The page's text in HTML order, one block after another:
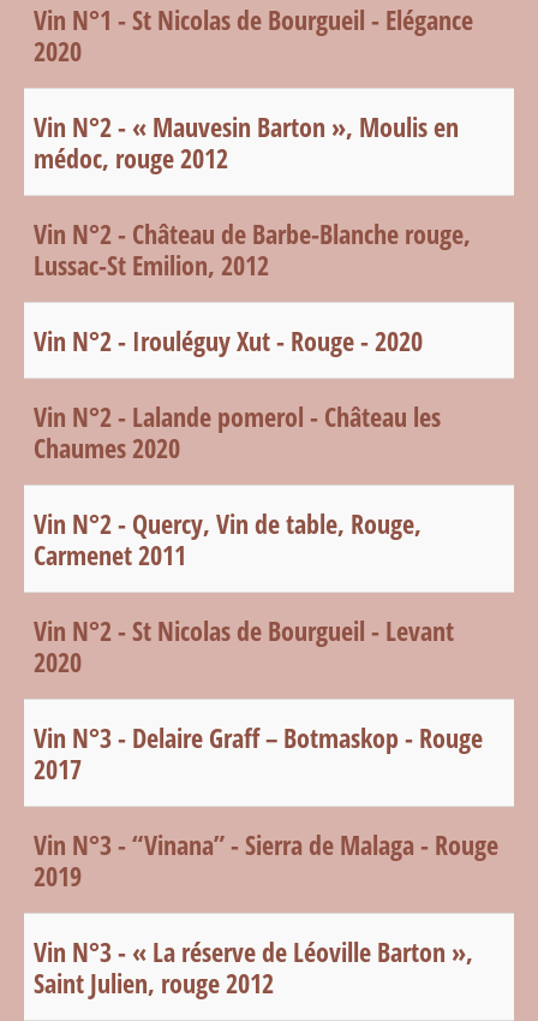
Vin N°1 - St Nicolas de Bourgueil - Elégance
2020
Vin N°2 - « Mauvesin Barton », Moulis en
médoc, rouge 2012
Vin N°2 - Château de Barbe-Blanche rouge,
Lussac-St Emilion, 2012
Vin N°2 - Irouléguy Xut - Rouge - 2020
Vin N°2 - Lalande pomerol - Château les
Chaumes 2020
Vin N°2 - Quercy, Vin de table, Rouge,
Carmenet 2011
Vin N°2 - St Nicolas de Bourgueil - Levant
2020
Vin N°3 - Delaire Graff – Botmaskop - Rouge
2017
Vin N°3 - “Vinana” - Sierra de Malaga - Rouge
2019
Vin N°3 - « La réserve de Léoville Barton »,
Saint Julien, rouge 2012